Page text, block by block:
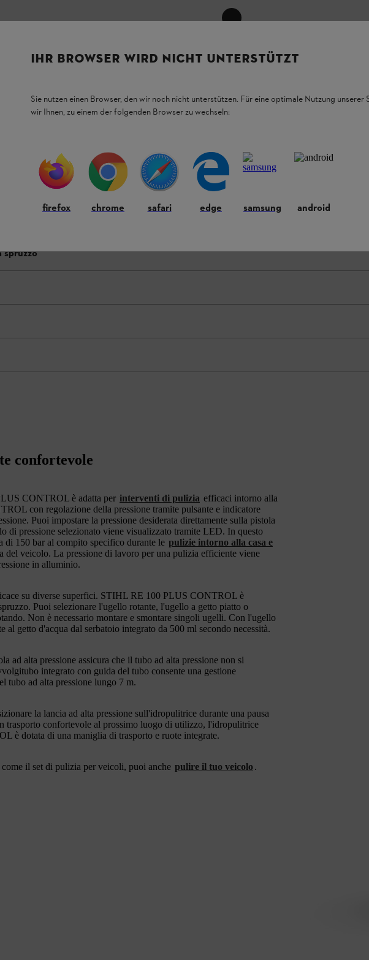
illustrativo. A parità di funzionalità, l'aspetto e le caratteristiche del prodotto, possono
spruzzo
confortevole
CONTROL è adatta per interventi di pulizia efficaci intorno alla
con regolazione della pressione tramite pulsante e indicatore
Puoi impostare la pressione desiderata direttamente sulla pistola
di pressione selezionato viene visualizzato tramite LED. In questo
di 150 bar al compito specifico durante le pulizie intorno alla casa e
del veicolo. La pressione di lavoro per una pulizia efficiente viene
in alluminio.
su diverse superfici. STIHL RE 100 PLUS CONTROL è
Puoi selezionare l'ugello rotante, l'ugello a getto piatto o
Non è necessario montare e smontare singoli ugelli. Con l'ugello
al getto d'acqua dal serbatoio integrato da 500 ml secondo necessità.
ad alta pressione assicura che il tubo ad alta pressione non si
integrato con guida del tubo consente una gestione
tubo ad alta pressione lungo 7 m.
la lancia ad alta pressione sull'idropulitrice durante una pausa
trasporto confortevole al prossimo luogo di utilizzo, l'idropulitrice
è dotata di una maniglia di trasporto e ruote integrate.
il set di pulizia per veicoli, puoi anche pulire il tuo veicolo .
IHR BROWSER WIRD NICHT UNTERSTÜTZT
Sie nutzen einen Browser, den wir noch nicht unterstützen. Für eine optimale Nutzung unserer
wir Ihnen, zu einem der folgenden Browser zu wechseln:
firefox chrome safari edge samsung android